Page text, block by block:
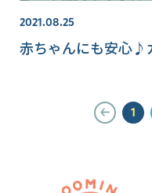
2021.08.25
赤ちゃんにも安心♪
1